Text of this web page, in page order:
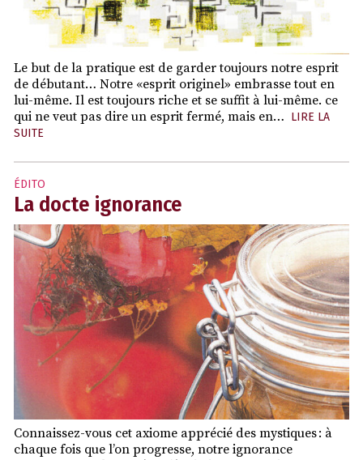
Le but de la pratique est de garder toujours notre esprit
de débutant… Notre «esprit originel» embrasse tout en
lui-même. Il est toujours riche et se suffit à lui-même. ce
qui ne veut pas dire un esprit fermé, mais en… LIRE LA
SUITE
ÉDITO
La docte ignorance
Connaissez-vous cet axiome apprécié des mystiques : à
chaque fois que l’on progresse, notre ignorance